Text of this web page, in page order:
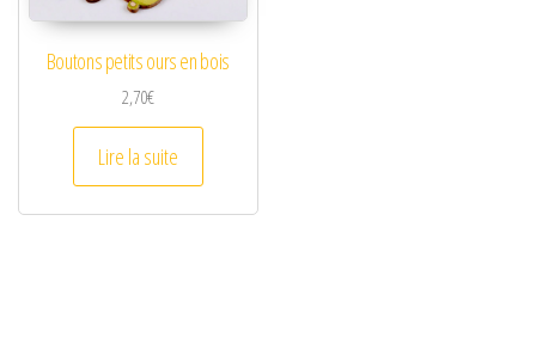
Boutons petits ours en bois
2,70€
Lire la suite